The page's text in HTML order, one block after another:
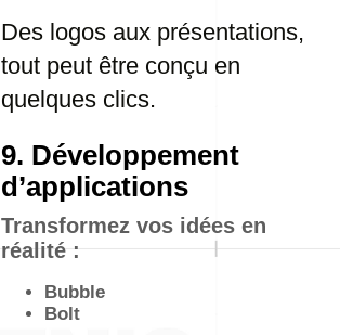
Des logos aux présentations,
tout peut être conçu en
quelques clics.
9. Développement
d’applications
Transformez vos idées en
réalité :
Bubble
Bolt